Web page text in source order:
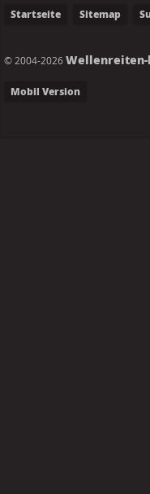
Startseite Sitemap
© 2004-2026
Mobil Version